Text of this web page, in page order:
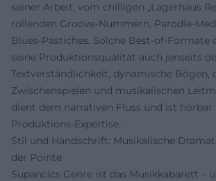
seiner Arbeit: vom chilligen „Lagerhaus
rollenden Groove-Nummern, Parodie-
Blues-Pastiches. Solche Best-of-Formate
seine Produktionsqualität auch jenseits
Textverständlichkeit, dynamische Bögen,
Zwischenspielen und musikalischen
dient dem narrativen Fluss und ist hörbar
Produktions-Expertise.
Stil und Handschrift: Musikalische
der Pointe
Supancics Genre ist das Musikkabarett –